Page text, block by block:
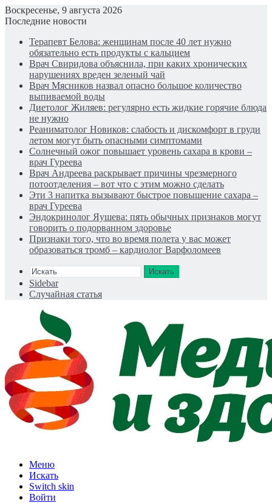
Воскресенье, 9 августа 2026
Последние новости
Терапевт Белова: женщинам после 40 лет нужно
обязательно есть продукты с кальцием
Врач Свиридова объяснила, при каких хронических
нарушениях вреден зеленый чай
Врач Мясников назвал опасно большое количество
выпиваемой воды
Диетолог Жиляев: регулярно есть жидкие горячие блюда
не нужно
Реаниматолог Новиков: слабость и дискомфорт в груди
летом могут быть опасными симптомами
Солнечный ожог повышает уровень сахара в крови –
врач Гуреева
Врач Андреева раскрывает причины чрезмерного
потоотделения – вот что с этим можно сделать
Эти 3 напитка вызывают быстрое повышение сахара –
врач Гуреева
Эндокринолог Яушева: пять обычных признаков могут
говорить о подорванном здоровье
Признаки того, что во время полета у вас может
образоваться тромб – кардиолог Варфоломеев
Искать
Sidebar
Случайная статья
Меню
Искать
Switch skin
Войти